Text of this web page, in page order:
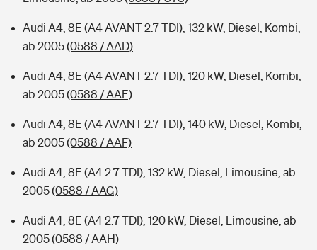
Audi A4, 8E (A4 AVANT 2.7 TDI), 132 kW, Diesel, Kombi,
ab 2005(0588 / AAD)
Audi A4, 8E (A4 AVANT 2.7 TDI), 120 kW, Diesel, Kombi,
ab 2005(0588 / AAE)
Audi A4, 8E (A4 AVANT 2.7 TDI), 140 kW, Diesel, Kombi,
ab 2005(0588 / AAF)
Audi A4, 8E (A4 2.7 TDI), 132 kW, Diesel, Limousine, ab
2005(0588 / AAG)
Audi A4, 8E (A4 2.7 TDI), 120 kW, Diesel, Limousine, ab
2005(0588 / AAH)